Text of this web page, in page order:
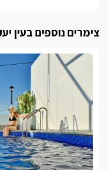
נוף מהמתחם
הגליל, המטעים, ההרים
חדיש, מצעים יוקרתיים
כלול באירוח
צימרים נוספים בעין